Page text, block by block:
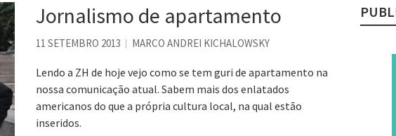
Luis Borges
correto?
Jornalismo de apartamento
11 SETEMBRO 2013 MARCO ANDREI KICHALOWSKY
Lendo a ZH de hoje vejo como se tem guri de apartamento na
nossa comunicação atual. Sabem mais dos enlatados
americanos do que a própria cultura local, na qual estão
inseridos.